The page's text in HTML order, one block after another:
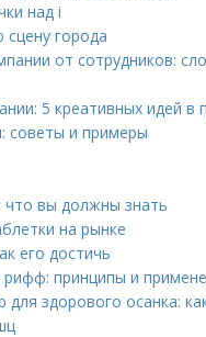
над i
города
от сотрудников:
5 креативных идей в
советы и примеры
что вы должны знать
на рынке
его достичь
рифф: принципы и
здорового осанка: